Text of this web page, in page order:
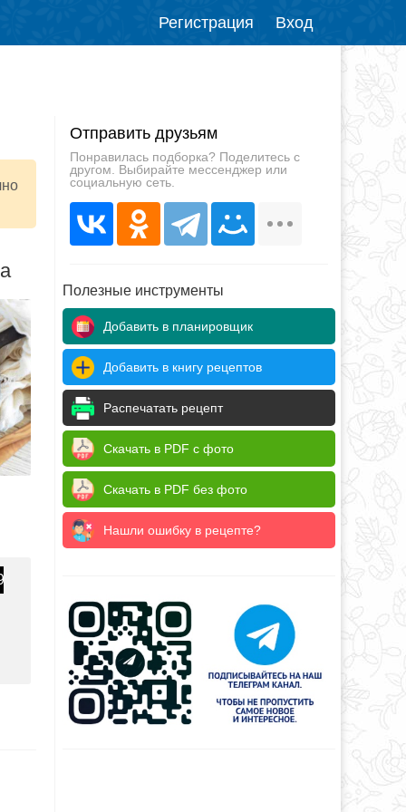
Регистрация Вход
Отправить друзьям
Понравилась подборка? Поделитесь с
другом. Выбирайте мессенджер или
социальную сеть.
Полезные инструменты
Добавить в планировщик
Добавить в книгу рецептов
Распечатать рецепт
Скачать в PDF с фото
Скачать в PDF без фото
Нашли ошибку в рецепте?